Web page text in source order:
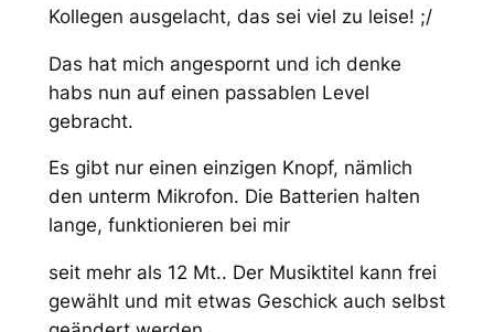
Kollegen ausgelacht, das sei viel zu leise! ;/
Das hat mich angespornt und ich denke
habs nun auf einen passablen Level
gebracht.
Es gibt nur einen einzigen Knopf, nämlich
den unterm Mikrofon. Die Batterien halten
lange, funktionieren bei mir
seit mehr als 12 Mt.. Der Musiktitel kann frei
gewählt und mit etwas Geschick auch selbst